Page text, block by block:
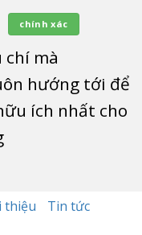
chính xác
chí mà
hướng tới để
ích nhất cho
thiệu
Tin tức